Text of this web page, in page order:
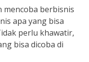
mencoba berbisnis
apa yang bisa
perlu khawatir,
bisa dicoba di